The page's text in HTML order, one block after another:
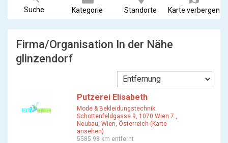
Suche Kategorie Standorte Karte verbergen
Firma/Organisation In der Nähe
glinzendorf
Putzerei Elisabeth
Mode & Bekleidungstechnik
Schottenfeldgasse 9, 1070 Wien 7.,
Neubau, Wien, Österreich (Karte
ansehen)
5585.98 km entfernt